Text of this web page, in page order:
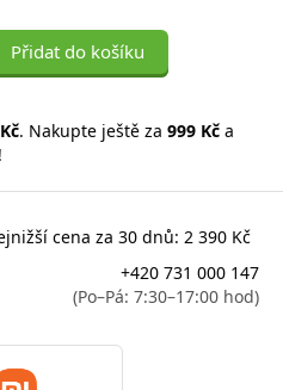
Přidat do košíku
. Nakupte ještě za 999 Kč a
!
cena za 30 dnů: 2 390 Kč
+420 731 000 147
(Po–Pá: 7:30–17:00 hod)